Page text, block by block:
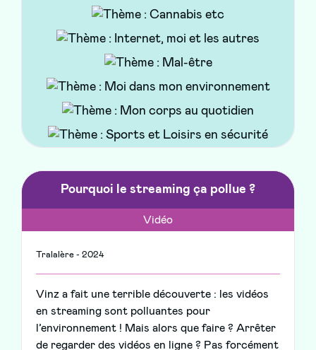
18 ans au quotidien dans une approche positive
pratiques, des actualités locales, des rappels ou
messages de prévention, des astuces, tutoriels
ou recettes, des quiz, et des témoignages de
parents ou de professionnels.
Pourquoi le streaming ça pollue ?
Vidéo
Tralalère - 2024
Vinz a fait une terrible découverte : les vidéos
en streaming sont polluantes pour
l’environnement ! Mais alors que faire ? Arrêter
de regarder des vidéos en ligne ? Pas forcément